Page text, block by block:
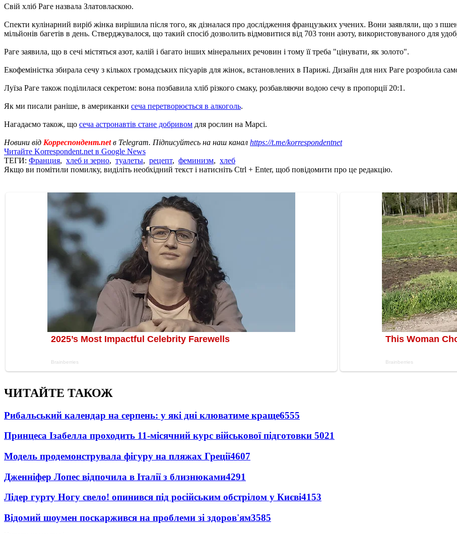
Свій хліб Раге назвала Златовласкою.
Спекти кулінарний виріб жінка вирішила після того, як дізналася про дослідження французьких учених. Вони заявляли, що з
мільйонів багетів в день. Стверджувалося, що такий спосіб дозволить відмовитися від 703 тонн азоту, використовуваного для
Раге заявила, що в сечі містяться азот, калій і багато інших мінеральних речовин і тому її треба "цінувати, як золото".
Екофеміністка збирала сечу з кількох громадських пісуарів для жінок, встановлених в Парижі. Дизайн для них Раге розробила
Луїза Раге також поділилася секретом: вона позбавила хліб різкого смаку, розбавляючи водою сечу в пропорції 20:1.
Як ми писали раніше, в американки сеча перетворюється в алкоголь.
Нагадаємо також, що сеча астронавтів стане добривом для рослин на Марсі.
Новини від Корреспондент.netв Telegram. Підписуйтесь на наш канал https://t.me/korrespondentnet
Читайте Korrespondent.net в Google News
ТЕГИ: Франция, хлеб и зерно, туалеты, рецепт, феминизм, хлеб
Якщо ви помітили помилку, виділіть необхідний текст і натисніть Ctrl + Enter, щоб повідомити про це редакцію.
ЧИТАЙТЕ ТАКОЖ
Рибальський календар на серпень: у які дні клюватиме краще6555
Принцеса Ізабелла проходить 11-місячний курс військової підготовки 5021
Модель продемонструвала фігуру на пляжах Греції4607
Дженніфер Лопес відпочила в Італії з близнюками4291
Лідер гурту Ногу свело! опинився під російським обстрілом у Києві4153
Відомий шоумен поскаржився на проблеми зі здоров'ям3585